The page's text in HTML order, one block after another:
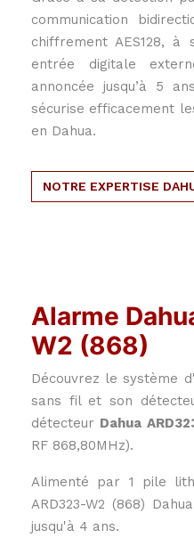
communication
chiffrement AES128, à
entrée digitale
annoncée jusqu’à 5
sécurise efficacement
en Dahua.
NOTRE EXPERTISE
Alarme
W2 (868)
Découvrez le système
sans fil et son
détecteur Dahua
RF 868,80MHz).
Alimenté par 1 pile
ARD323-W2 (868)
jusqu'à 4 ans.